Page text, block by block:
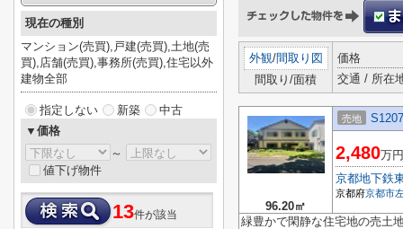
外観/間取り図
間取り/面積
価格
交通 / 所在
96.20㎡
売地
2,480万円
京都地下鉄
京都府京都市
緑豊かで閑静な住宅地の売土
現在の種別
マンション(売買),戸建(売買),土地(売
買),店舗(売買),事務所(売買),住宅以外
建物全部
指定しない 新築
中古
▼価格
～
値下げ物件
13件が該当